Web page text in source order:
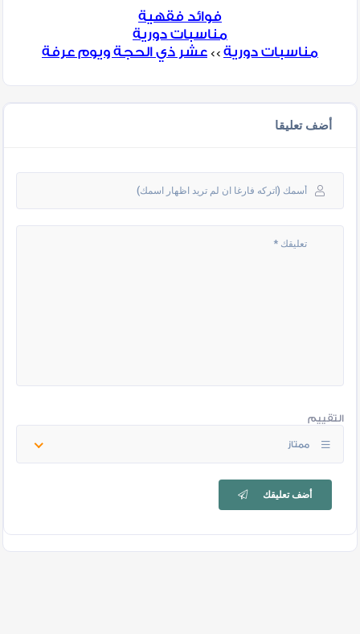
فوائد فقهية
مناسبات دورية
مناسبات دورية >> عشر ذي الحجة ويوم عرفة
أضف تعليقا
التقييم
ممتاز
أضف تعليقك